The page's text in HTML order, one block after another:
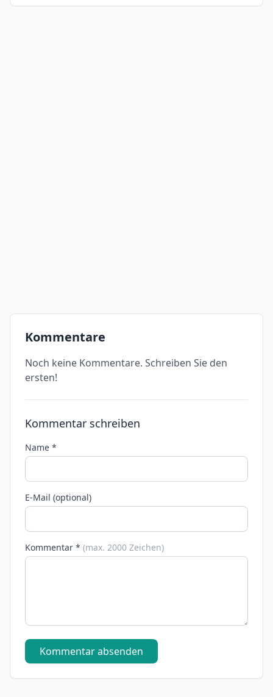
Kommentare
Noch keine Kommentare. Schreiben Sie den
ersten!
Kommentar schreiben
Name *
E-Mail (optional)
Kommentar * (max. 2000 Zeichen)
Kommentar absenden